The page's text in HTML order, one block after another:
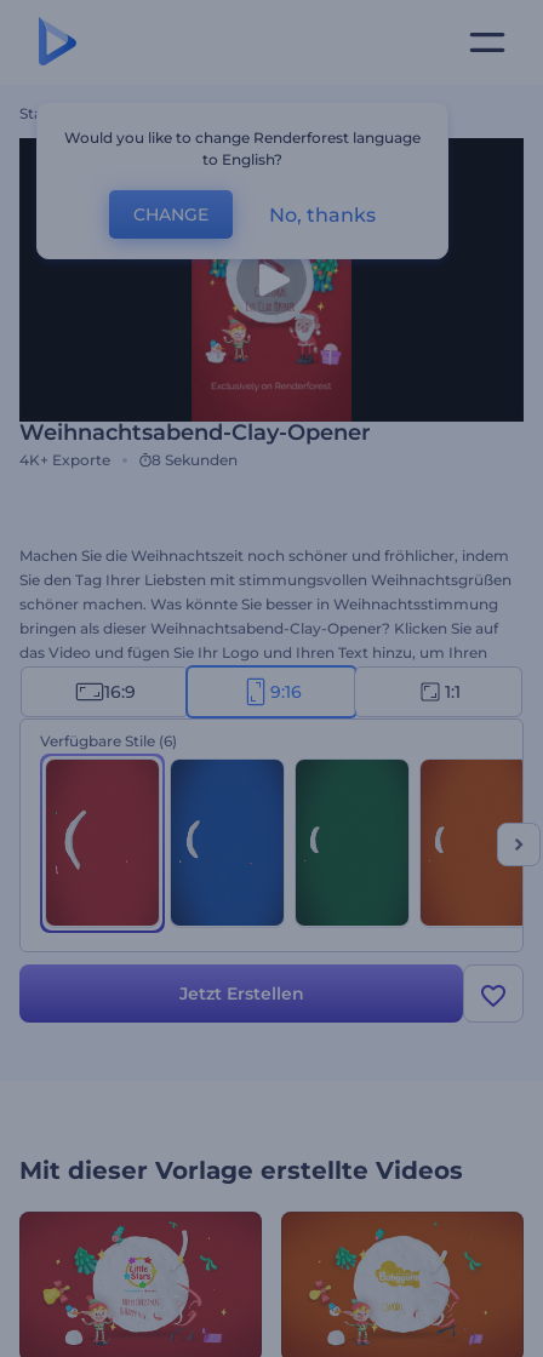
Startseite
Weihnachtsabend-Clay-Opener
4K+ Exporte 8 Sekunden
Machen Sie die Weihnachtszeit noch schöner und fröhlicher, indem
Sie den Tag Ihrer Liebsten mit stimmungsvollen Weihnachtsgrüßen
schöner machen. Was könnte Sie besser in Weihnachtsstimmung
bringen als dieser Weihnachtsabend-Clay-Opener? Klicken Sie auf
das Video und fügen Sie Ihr Logo und Ihren Text hinzu, um Ihren
Weihnachtsfeier-Opener, Ihre Neujahrswerbung, Ihren speziellen
Videogruß und vieles mehr zu gestalten. Probieren Sie es jetzt aus!
16:9 9:16 1:1
Verfügbare Stile (6)
Jetzt Erstellen
Mit dieser Vorlage erstellte Videos
Would you like to change Renderforest language
to English?
CHANGE No, thanks